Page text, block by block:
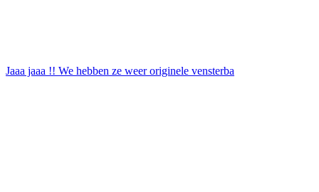
Jaaa jaaa !! We hebben ze weer originele vensterba